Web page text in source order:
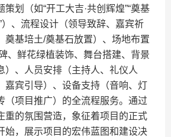
划（如“开工大吉·共创辉煌”“奠基
）、流程设计（领导致辞、嘉宾祈
奠基培土/奠基石放置）、场地布置
、鲜花绿植装饰、舞台搭建、背景
）、人员安排（主持人、礼仪人
嘉宾引导）、设备支持（音响、灯
（项目推广）的全流程服务。通过
重的氛围营造，象征着项目的正式
始，展示项目的宏伟蓝图和建设决